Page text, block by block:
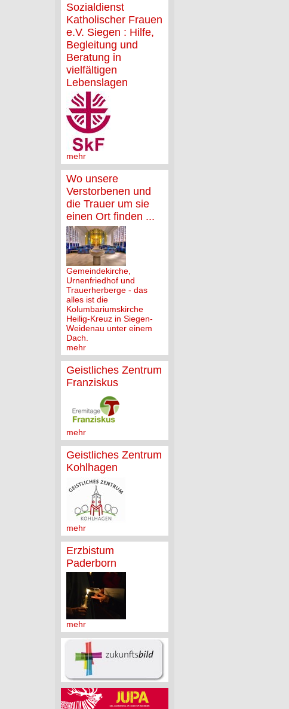
Sozialdienst
Katholischer Frauen
e.V. Siegen : Hilfe,
Begleitung und
Beratung in
vielfältigen
Lebenslagen
mehr
Wo unsere
Verstorbenen und
die Trauer um sie
einen Ort finden ...
Gemeindekirche,
Urnenfriedhof und
Trauerherberge - das
alles ist die
Kolumbariumskirche
Heilig-Kreuz in Siegen-
Weidenau unter einem
Dach.
mehr
Geistliches Zentrum
Franziskus
mehr
Geistliches Zentrum
Kohlhagen
mehr
Erzbistum
Paderborn
mehr